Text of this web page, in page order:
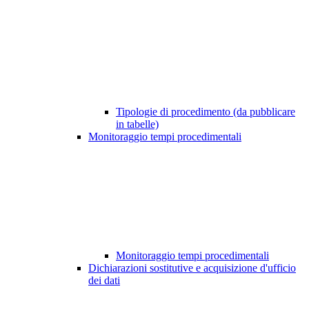
Tipologie di procedimento (da pubblicare
in tabelle)
Monitoraggio tempi procedimentali
Monitoraggio tempi procedimentali
Dichiarazioni sostitutive e acquisizione d'ufficio
dei dati